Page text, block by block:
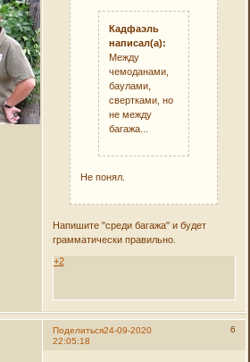
Кадфаэль
написал(а):
Между
чемоданами,
баулами,
свертками, но
не между
багажа...
Не понял.
Напишите "среди багажа" и будет
грамматически правильно.
+2
Поделиться 6
24-09-2020
22:05:18